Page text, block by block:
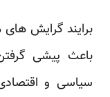
برایند گرایش
باعث پیشی
سیاسی و